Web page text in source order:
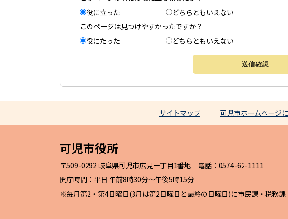
役に立った
どちらともいえない
このページは見つけやすかったですか？
役にたった
どちらともいえない
サイトマップ 可児市ホームページ
可児市役所
〒509-0292 岐阜県可児市広見一丁目1番地 電話：0574-62-1111
開庁時間：平日 午前8時30分～午後5時15分
※毎月第2・第4日曜日(3月は第2日曜日と最終の日曜日)に市民課・税務課